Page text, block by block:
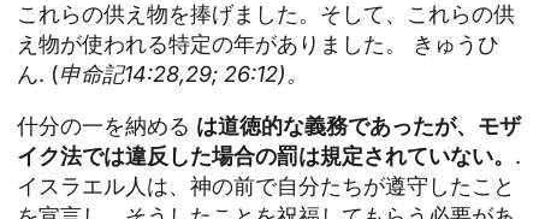
これらの供え物を捧げました。そして、これらの供
え物が使われる特定の年がありました。 きゅうひ
ん. (申命記14:28,29; 26:12)。
什分の一を納める は道徳的な義務であったが、モザ
イク法では違反した場合の罰は規定されていない。 .
イスラエル人は、神の前で自分たちが遵守したこと